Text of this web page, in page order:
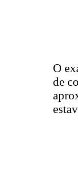
O
de